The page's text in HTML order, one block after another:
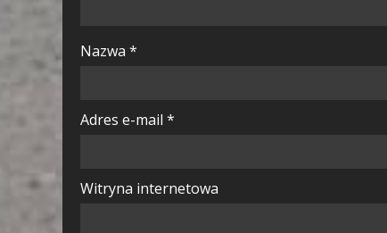
Nazwa *
Adres e-mail *
Witryna internetowa